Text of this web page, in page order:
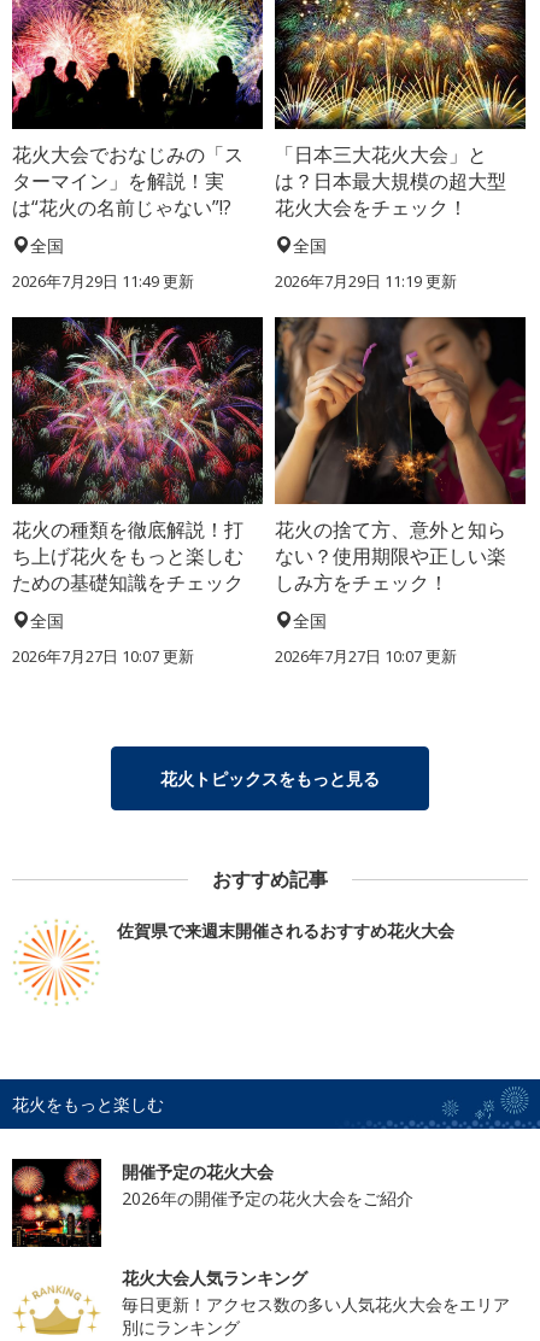
花火大会でおなじみの「ス
ターマイン」を解説！実
は“花火の名前じゃない”!?
全国
2026年7月29日 11:49 更新
「日本三大花火大会」と
は？日本最大規模の超大型
花火大会をチェック！
全国
2026年7月29日 11:19 更新
花火の種類を徹底解説！打
ち上げ花火をもっと楽しむ
ための基礎知識をチェック
全国
2026年7月27日 10:07 更新
花火の捨て方、意外と知ら
ない？使用期限や正しい楽
しみ方をチェック！
全国
2026年7月27日 10:07 更新
花火トピックスをもっと見る
おすすめ記事
佐賀県で来週末開催されるおすすめ花火大会
花火をもっと楽しむ
開催予定の花火大会
2026年の開催予定の花火大会をご紹介
花火大会人気ランキング
毎日更新！アクセス数の多い人気花火大会をエリア
別にランキング